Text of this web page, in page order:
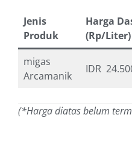
Jenis
Produk
Harga
(Rp/Liter)
migas
Arcamanik
IDR
(*Harga diatas belum